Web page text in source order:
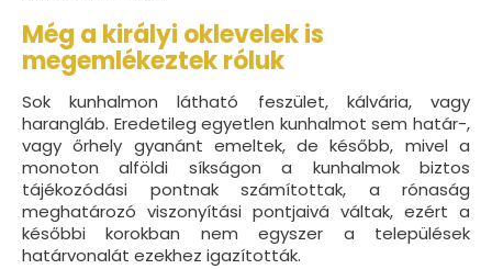
Még a királyi oklevelek is
megemlékeztek róluk
Sok kunhalmon látható feszület, kálvária, vagy
harangláb. Eredetileg egyetlen kunhalmot sem határ-,
vagy őrhely gyanánt emeltek, de később, mivel a
monoton alföldi síkságon a kunhalmok biztos
tájékozódási pontnak számítottak, a rónaság
meghatározó viszonyítási pontjaivá váltak, ezért a
későbbi korokban nem egyszer a települések
határvonalát ezekhez igazították.